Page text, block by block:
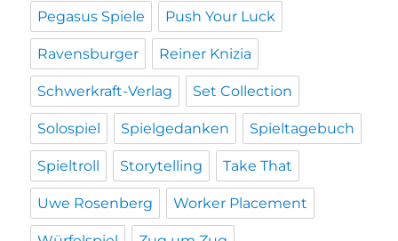
Pegasus Spiele Push Your Luck
Ravensburger Reiner Knizia
Schwerkraft-Verlag Set Collection
Solospiel Spielgedanken Spieltagebuch
Spieltroll Storytelling Take That
Uwe Rosenberg Worker Placement